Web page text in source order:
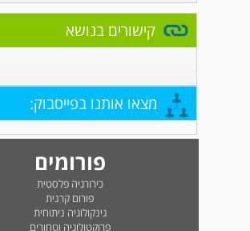
קישורים בנושא
מצאו אותנו בפייסבוק:
פורומים
כירורגיה פלסטית
פורום קרנית
גינקולוגיה ניתוחית
פרוקטולוגיה וטחורים